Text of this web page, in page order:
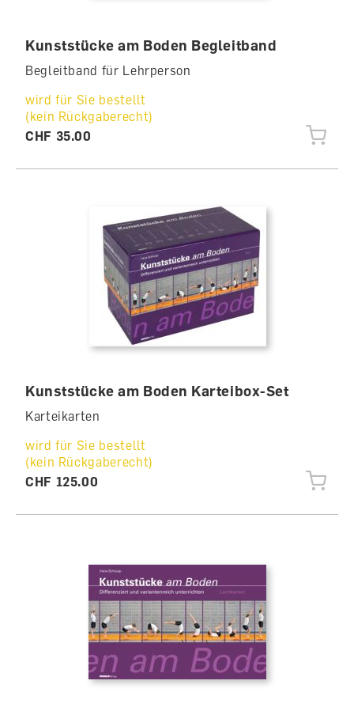
Kunststücke am Boden Begleitband
Begleitband für Lehrperson
wird für Sie bestellt
(kein Rückgaberecht)
CHF 35.00
Kunststücke am Boden Karteibox-Set
Karteikarten
wird für Sie bestellt
(kein Rückgaberecht)
CHF 125.00